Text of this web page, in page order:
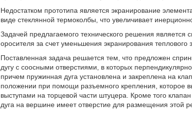
Недостатком прототипа является экранирование
виде стеклянной термоколбы, что увеличивает
Задачей предлагаемого технического решения
оросителя за счет уменьшения экранирования теплового
Поставленная задача решается тем, что предложен
дугу с соосными отверстиями, в которых
причем пружинная дуга установлена и закреплена на
положении при помощи разъемного крепления, которое
выступами на торцевой части штуцера. Кроме того
дуга на вершине имеет отверстие для размещения этой